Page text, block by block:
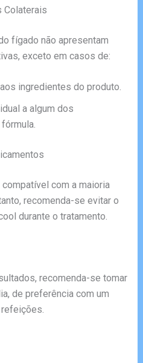
Colaterais
fígado não apresentam
exceto em casos de:
ingredientes do produto.
a algum dos
com a maioria
recomenda-se evitar o
durante o tratamento.
recomenda-se tomar
de preferência com um